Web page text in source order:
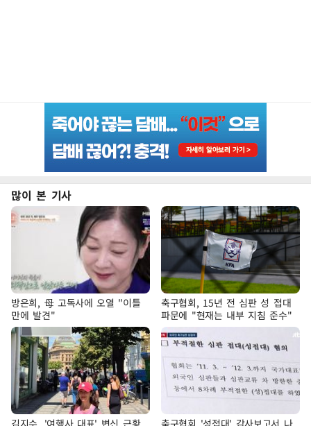
많이 본 기사
방은희, 母 고독사에 오열 "이틀
만에 발견"
축구협회, 15년 전 심판 성 접대
파문에 "현재는 내부 지침 준수"
김지수, '여행사 대표' 변신 근황 축구협회 '성접대' 감사보고서 나